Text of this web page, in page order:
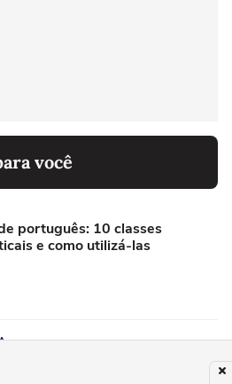
você
português: 10 classes
e como utilizá-las